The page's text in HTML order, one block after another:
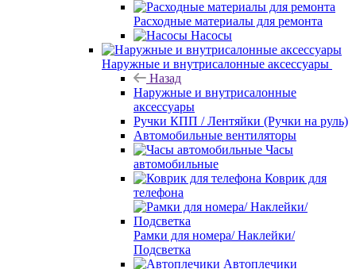
Расходные материалы для ремонта
Насосы
Наружные и внутрисалонные аксессуары
Назад
Наружные и внутрисалонные
аксессуары
Ручки КПП / Лентяйки (Ручки на руль)
Автомобильные вентиляторы
Часы
автомобильные
Коврик для
телефона
Рамки для номера/ Наклейки/
Подсветка
Автоплечики